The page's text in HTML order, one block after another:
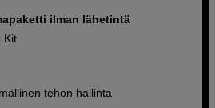
ilman lähetintä
Kit
tehon hallinta